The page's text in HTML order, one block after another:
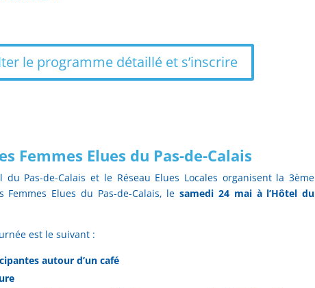
le programme détaillé et s’inscrire
Femmes Elues du Pas-de-Calais
du Pas-de-Calais et le Réseau Elues Locales organisent la 3ème
Femmes Elues du Pas-de-Calais, lesamedi 24 mai à l’Hôtel du
est le suivant :
autour d’un café